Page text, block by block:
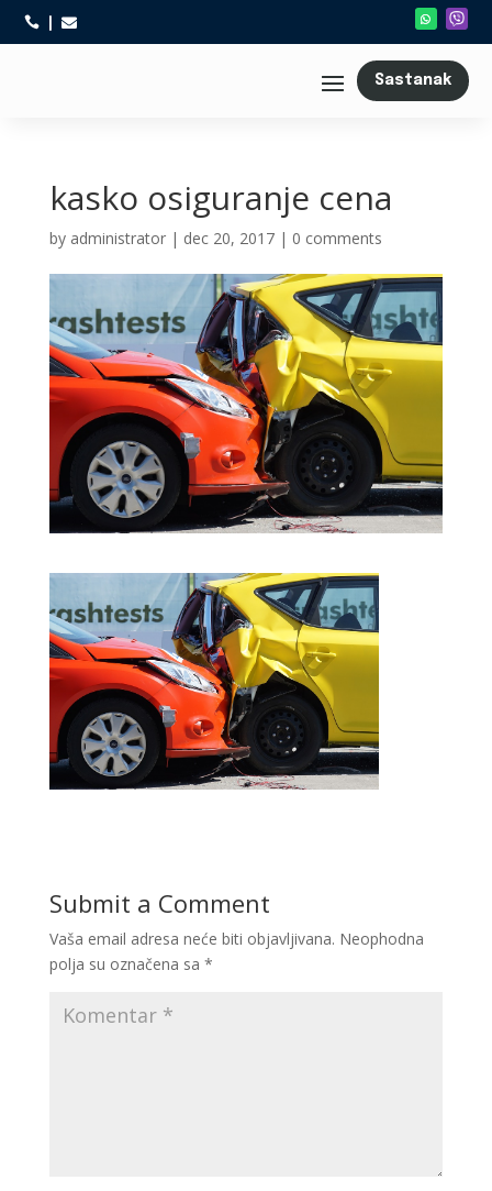
 
Sastanak
kasko osiguranje cena
by administrator| dec 20, 2017| 0 comments
Submit a Comment
Vaša email adresa neće biti objavljivana. Neophodna
polja su označena sa *